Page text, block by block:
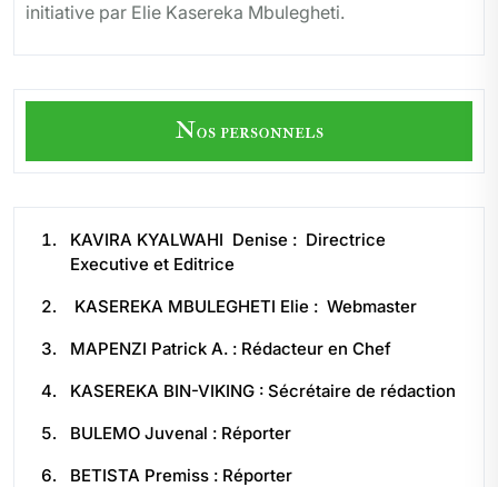
initiative par Elie Kasereka Mbulegheti.
Nos personnels
KAVIRA KYALWAHI Denise : Directrice
Executive et Editrice
KASEREKA MBULEGHETI Elie : Webmaster
MAPENZI Patrick A. : Rédacteur en Chef
KASEREKA BIN-VIKING : Sécrétaire de rédaction
BULEMO Juvenal : Réporter
BETISTA Premiss : Réporter